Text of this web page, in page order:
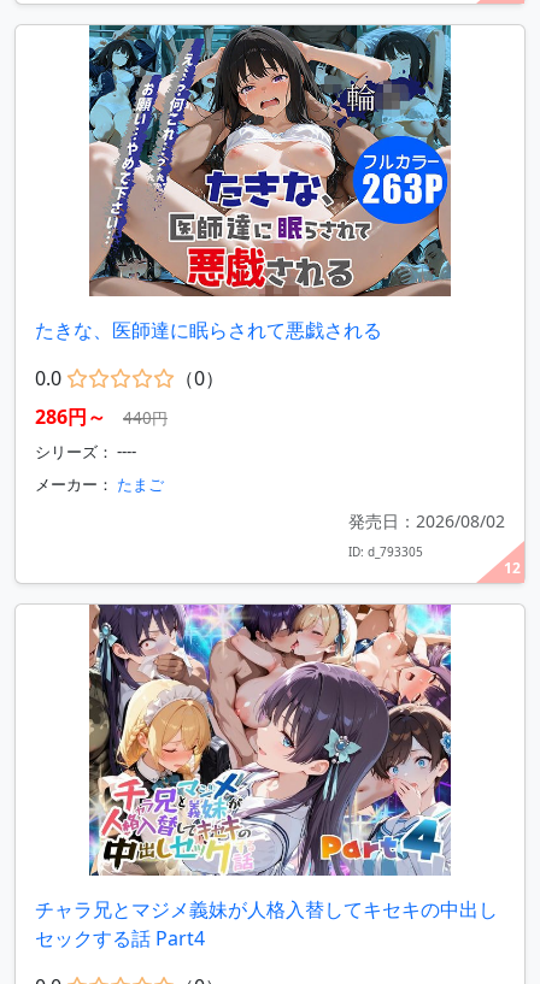
12
たきな、医師達に眠らされて悪戯される
0.0
（0）
286円～
440円
シリーズ： ----
メーカー： たまご
発売日：2026/08/02
ID: d_793305
チャラ兄とマジメ義妹が人格入替してキセキの中出し
セックする話 Part4